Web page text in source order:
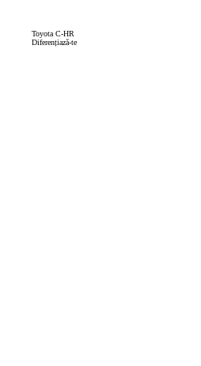
Toyota C-HR
Diferențiază-te